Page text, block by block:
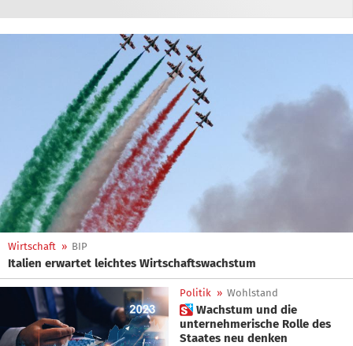
Wirtschaft » BIP
Italien erwartet leichtes Wirtschaftswachstum
Politik » Wohlstand
 Wachstum und die
unternehmerische Rolle des
Staates neu denken